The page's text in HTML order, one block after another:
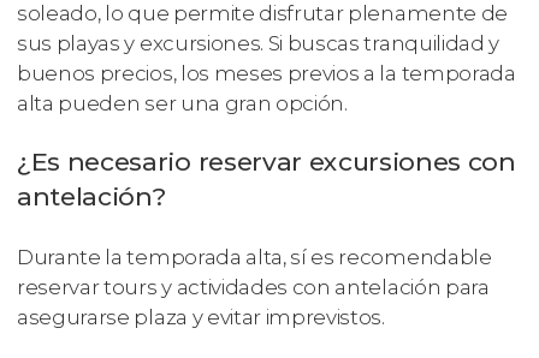
soleado, lo que permite disfrutar plenamente de
sus playas y excursiones. Si buscas tranquilidad y
buenos precios, los meses previos a la temporada
alta pueden ser una gran opción.
¿Es necesario reservar excursiones con
antelación?
Durante la temporada alta, sí es recomendable
reservar tours y actividades con antelación para
asegurarse plaza y evitar imprevistos.